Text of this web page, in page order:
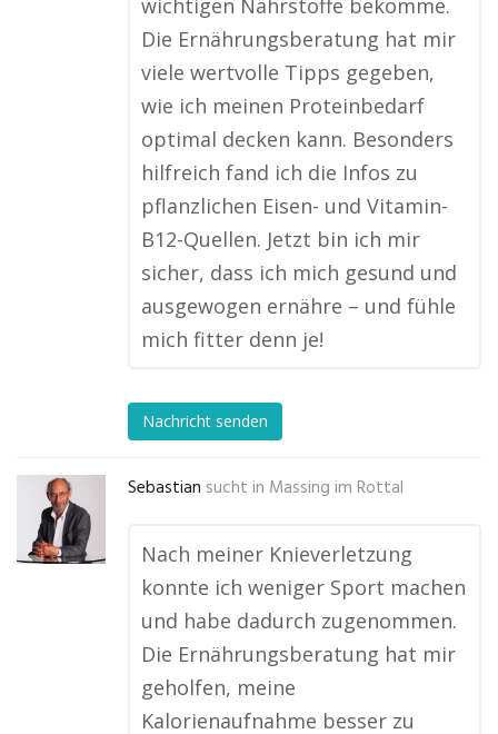
wichtigen Nährstoffe bekomme.
Die Ernährungsberatung hat mir
viele wertvolle Tipps gegeben,
wie ich meinen Proteinbedarf
optimal decken kann. Besonders
hilfreich fand ich die Infos zu
pflanzlichen Eisen- und Vitamin-
B12-Quellen. Jetzt bin ich mir
sicher, dass ich mich gesund und
ausgewogen ernähre – und fühle
mich fitter denn je!
Nachricht senden
Sebastian sucht in Massing im Rottal
Nach meiner Knieverletzung
konnte ich weniger Sport machen
und habe dadurch zugenommen.
Die Ernährungsberatung hat mir
geholfen, meine
Kalorienaufnahme besser zu